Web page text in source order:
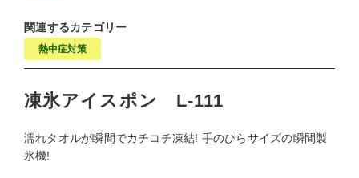
関連するカテゴリー
熱中症対策
凍氷アイスポン L-111
濡れタオルが瞬間でカチコチ凍結! 手のひらサイズの瞬間製
氷機!